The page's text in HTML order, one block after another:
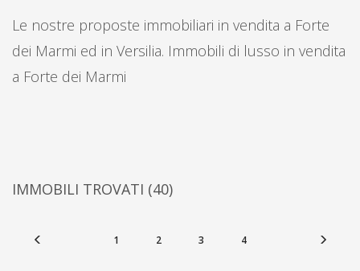
Le nostre proposte immobiliari in vendita a Forte
dei Marmi ed in Versilia. Immobili di lusso in vendita
a Forte dei Marmi
IMMOBILI TROVATI (40)
1 2 3 4